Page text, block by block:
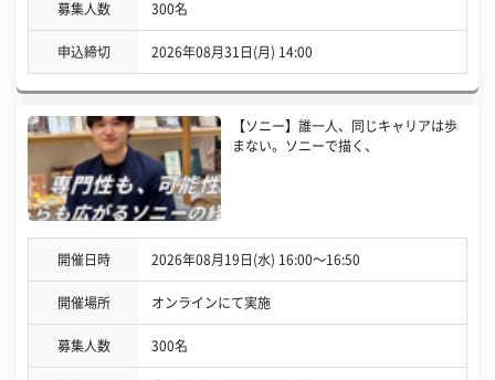
募集人数 300名
申込締切 2026年08月31日(月) 14:00
【ソニー】誰一人、同じキャリアは歩
まない。ソニーで描く、
開催日時 2026年08月19日(水) 16:00〜16:50
開催場所 オンラインにて実施
募集人数 300名